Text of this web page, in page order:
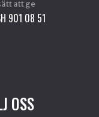
att ge
901 08 51
OSS